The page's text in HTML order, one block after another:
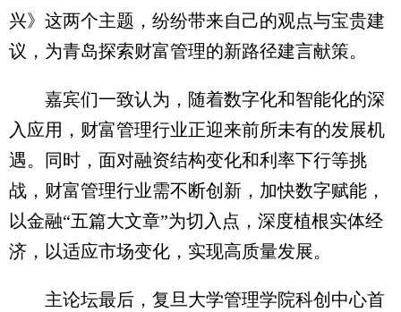
兴》这两个主题，纷纷带来自己的观点与宝贵建
议，为青岛探索财富管理的新路径建言献策。
嘉宾们一致认为，随着数字化和智能化的深
入应用，财富管理行业正迎来前所未有的发展机
遇。同时，面对融资结构变化和利率下行等挑
战，财富管理行业需不断创新，加快数字赋能，
以金融“五篇大文章”为切入点，深度植根实体经
济，以适应市场变化，实现高质量发展。
主论坛最后，复旦大学管理学院科创中心首